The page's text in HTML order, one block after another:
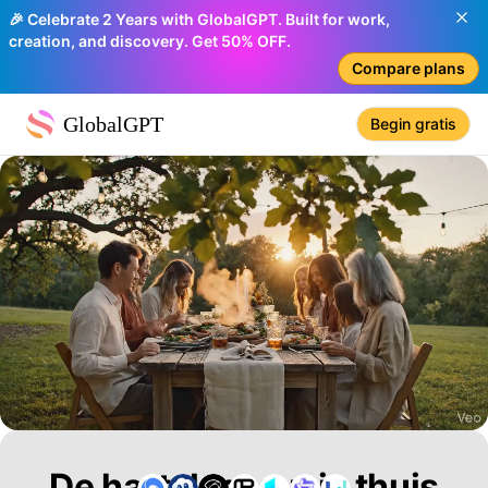
🎉 Celebrate 2 Years with GlobalGPT. Built for work,
creation, and discovery. Get 50% OFF.
Compare plans
GlobalGPT Begin gratis